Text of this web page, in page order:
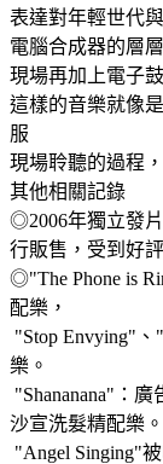
表達對年輕世代
電腦合成器的層
現場再加上電子
這樣的音樂就像
服
現場聆聽的過程
其他相關記錄
◎2006年獨立發片
行販售，受到好評
◎"The Phone is
配樂，
"Stop Envying"
樂。
"Shananana"：
沙宣洗髮精配樂。
"Angel Singing"